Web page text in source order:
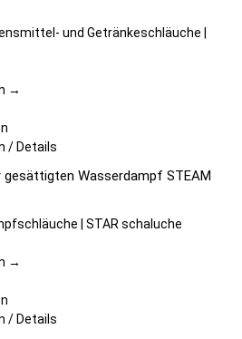
Varianten
Optionen
der
gewählt
und Getränkeschläuche |
→
Dieses
weist
Varianten
Die
auf
/ Details
gesättigten Wasserdampf STEAM
| STAR schaluche
→
Dieses
/ Details